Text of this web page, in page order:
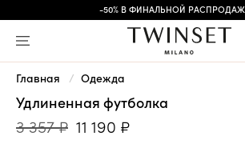
-50% В ФИНАЛЬНОЙ
Главная Одежда
Удлиненная футболка
3 357 ₽ 11 190 ₽